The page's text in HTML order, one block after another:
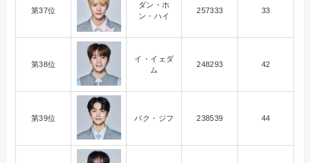
第37位
ダン・ホ
ン・ハイ
257333 33
第38位
イ・イェダ
ム
248293 42
第39位 パク・ジフ 238539 44